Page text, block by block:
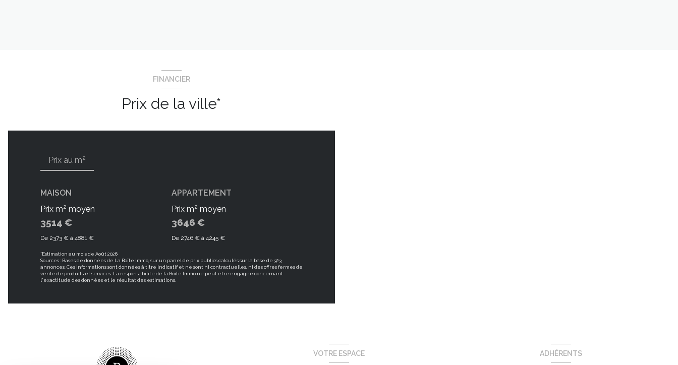
FINANCIER
Prix de la ville*
Prix au m2
MAISON
Prix m2 moyen
3514 €
De 2373 € à 4881 €
APPARTEMENT
Prix m2 moyen
3646 €
De 2746 € à 4245 €
*Estimation au mois de Août 2026
Sources : Bases de données de La Boîte Immo, sur un panel de prix publics calculés sur la base de 323
annonces. Ces informations sont données à titre indicatif et ne sont ni contractuelles, ni des offres fermes de
vente de produits et services. La responsabilité de la Boîte Immo ne peut être engagée concernant
l'exactitude des données et le résultat des estimations.
VOTRE ESPACE ADHÉRENTS